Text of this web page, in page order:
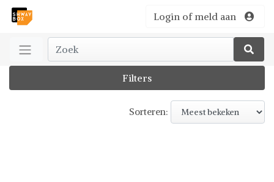
Login of meld aan
Filters
Sorteren: